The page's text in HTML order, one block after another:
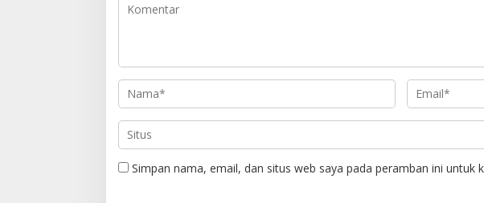
p
s
Simpan nama, email, dan situs web saya pada peramban ini untuk